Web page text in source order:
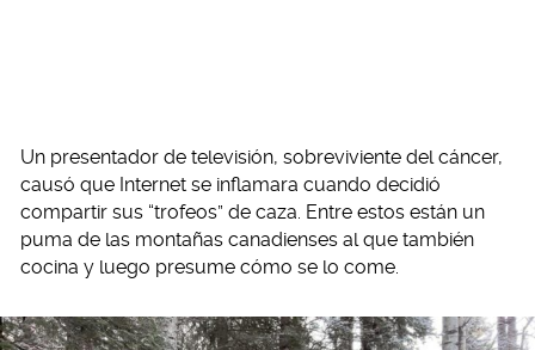
Un presentador de televisión, sobreviviente del cáncer,
causó que Internet se inflamara cuando decidió
compartir sus “trofeos” de caza. Entre estos están un
puma de las montañas canadienses al que también
cocina y luego presume cómo se lo come.